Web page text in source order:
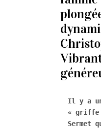
Il y a
« griffe
Sermet